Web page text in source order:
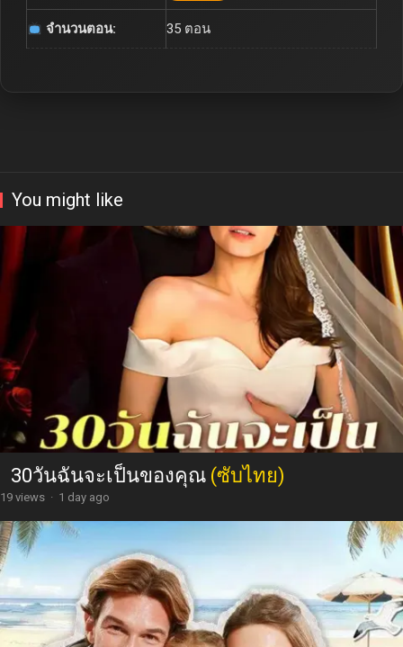
จำนวนตอน: 35 ตอน
You might like
30วันฉันจะเป็นของคุณ (ซับไทย)
19 views · 1 day ago